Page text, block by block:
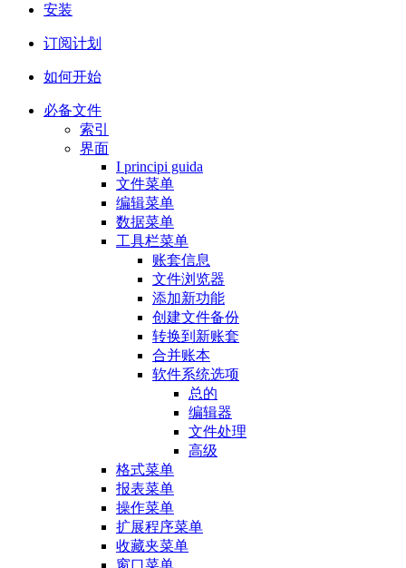
安装
订阅计划
如何开始
必备文件
索引
界面
I principi guida
文件菜单
编辑菜单
数据菜单
工具栏菜单
账套信息
文件浏览器
添加新功能
创建文件备份
转换到新账套
合并账本
软件系统选项
总的
编辑器
文件处理
高级
格式菜单
报表菜单
操作菜单
扩展程序菜单
收藏夹菜单
窗口菜单